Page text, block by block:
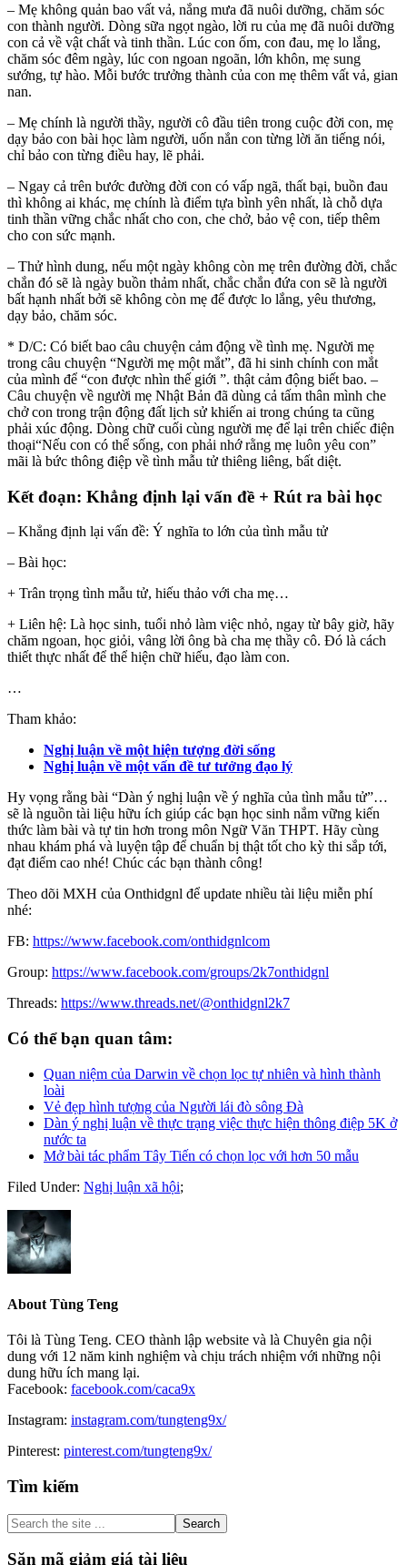
– Mẹ không quản bao vất vả, nắng mưa đã nuôi dưỡng, chăm sóc
con thành người. Dòng sữa ngọt ngào, lời ru của mẹ đã nuôi dưỡng
con cả về vật chất và tinh thần. Lúc con ốm, con đau, mẹ lo lắng,
chăm sóc đêm ngày, lúc con ngoan ngoãn, lớn khôn, mẹ sung
sướng, tự hào. Mỗi bước trưởng thành của con mẹ thêm vất vả, gian
nan.
– Mẹ chính là người thầy, người cô đầu tiên trong cuộc đời con, mẹ
dạy bảo con bài học làm người, uốn nắn con từng lời ăn tiếng nói,
chỉ bảo con từng điều hay, lẽ phải.
– Ngay cả trên bước đường đời con có vấp ngã, thất bại, buồn đau
thì không ai khác, mẹ chính là điểm tựa bình yên nhất, là chỗ dựa
tinh thần vững chắc nhất cho con, che chở, bảo vệ con, tiếp thêm
cho con sức mạnh.
– Thử hình dung, nếu một ngày không còn mẹ trên đường đời, chắc
chắn đó sẽ là ngày buồn thảm nhất, chắc chắn đứa con sẽ là người
bất hạnh nhất bởi sẽ không còn mẹ để được lo lắng, yêu thương,
dạy bảo, chăm sóc.
* D/C: Có biết bao câu chuyện cảm động về tình mẹ. Người mẹ
trong câu chuyện “Người mẹ một mắt”, đã hi sinh chính con mắt
của mình để “con được nhìn thế giới ”. thật cảm động biết bao. –
Câu chuyện về người mẹ Nhật Bản đã dùng cả tấm thân mình che
chở con trong trận động đất lịch sử khiến ai trong chúng ta cũng
phải xúc động. Dòng chữ cuối cùng người mẹ để lại trên chiếc điện
thoại“Nếu con có thể sống, con phải nhớ rằng mẹ luôn yêu con”
mãi là bức thông điệp về tình mẫu tử thiêng liêng, bất diệt.
Kết đoạn: Khẳng định lại vấn đề + Rút ra bài học
– Khẳng định lại vấn đề: Ý nghĩa to lớn của tình mẫu tử
– Bài học:
+ Trân trọng tình mẫu tử, hiếu thảo với cha mẹ…
+ Liên hệ: Là học sinh, tuổi nhỏ làm việc nhỏ, ngay từ bây giờ, hãy
chăm ngoan, học giỏi, vâng lời ông bà cha mẹ thầy cô. Đó là cách
thiết thực nhất để thể hiện chữ hiếu, đạo làm con.
…
Tham khảo:
Nghị luận về một hiện tượng đời sống
Nghị luận về một vấn đề tư tưởng đạo lý
Hy vọng rằng bài “Dàn ý nghị luận về ý nghĩa của tình mẫu tử”…
sẽ là nguồn tài liệu hữu ích giúp các bạn học sinh nắm vững kiến
thức làm bài và tự tin hơn trong môn Ngữ Văn THPT. Hãy cùng
nhau khám phá và luyện tập để chuẩn bị thật tốt cho kỳ thi sắp tới,
đạt điểm cao nhé! Chúc các bạn thành công!
Theo dõi MXH của Onthidgnl để update nhiều tài liệu miễn phí
nhé:
FB: https://www.facebook.com/onthidgnlcom
Group: https://www.facebook.com/groups/2k7onthidgnl
Threads: https://www.threads.net/@onthidgnl2k7
Có thể bạn quan tâm:
Quan niệm của Darwin về chọn lọc tự nhiên và hình thành
loài
Vẻ đẹp hình tượng của Người lái đò sông Đà
Dàn ý nghị luận về thực trạng việc thực hiện thông điệp 5K ở
nước ta
Mở bài tác phẩm Tây Tiến có chọn lọc với hơn 50 mẫu
Filed Under: Nghị luận xã hội;
About Tùng Teng
Tôi là Tùng Teng. CEO thành lập website và là Chuyên gia nội
dung với 12 năm kinh nghiệm và chịu trách nhiệm với những nội
dung hữu ích mang lại.
Facebook: facebook.com/caca9x
Instagram: instagram.com/tungteng9x/
Pinterest: pinterest.com/tungteng9x/
Primary
Sidebar
Tìm kiếm
Search
the
site
Săn mã giảm giá tài liệu